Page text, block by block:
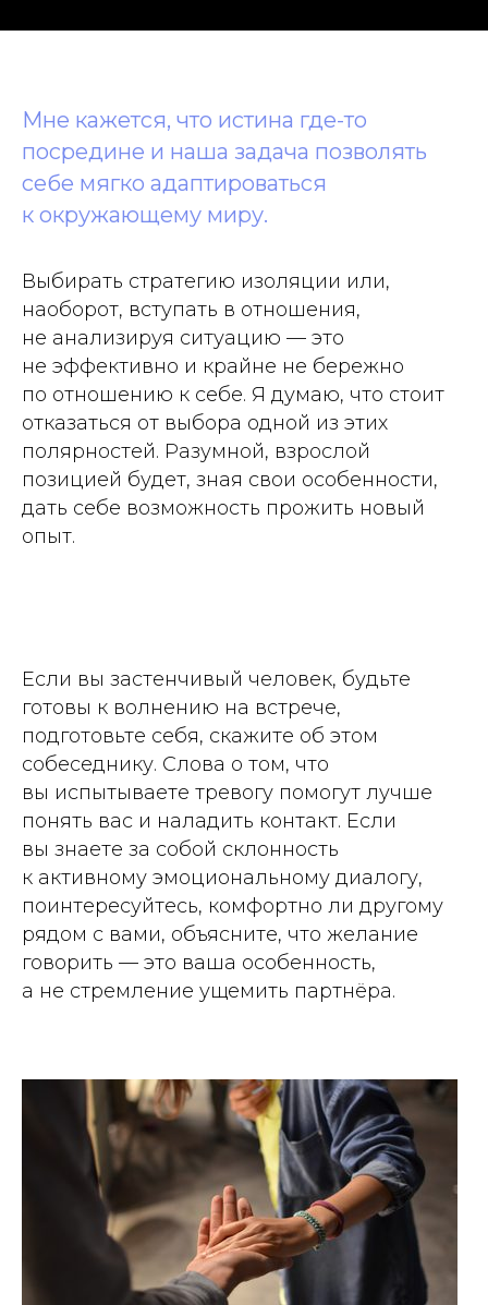
Мне кажется, что истина где-то
посредине и наша задача позволять
себе мягко адаптироваться
к окружающему миру.
Выбирать стратегию изоляции или,
наоборот, вступать в отношения,
не анализируя ситуацию — это
не эффективно и крайне не бережно
по отношению к себе. Я думаю, что стоит
отказаться от выбора одной из этих
полярностей. Разумной, взрослой
позицией будет, зная свои особенности,
дать себе возможность прожить новый
опыт.
Если вы застенчивый человек, будьте
готовы к волнению на встрече,
подготовьте себя, скажите об этом
собеседнику. Слова о том, что
вы испытываете тревогу помогут лучше
понять вас и наладить контакт. Если
вы знаете за собой склонность
к активному эмоциональному диалогу,
поинтересуйтесь, комфортно ли другому
рядом с вами, объясните, что желание
говорить — это ваша особенность,
а не стремление ущемить партнёра.